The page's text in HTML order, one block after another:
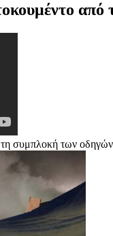
από
συμπλοκή των οδηγών